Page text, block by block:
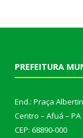
PREFEITURA
End.: Praça
Centro – Afuá – PA
CEP: 68890-000